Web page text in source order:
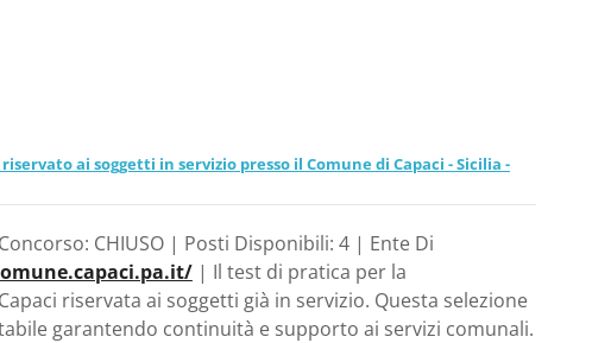
ai soggetti in servizio presso il Comune di Capaci - Sicilia -
CHIUSO | Posti Disponibili: 4 | Ente Di
| Il test di pratica per la
riservata ai soggetti già in servizio. Questa selezione
garantendo continuità e supporto ai servizi comunali.